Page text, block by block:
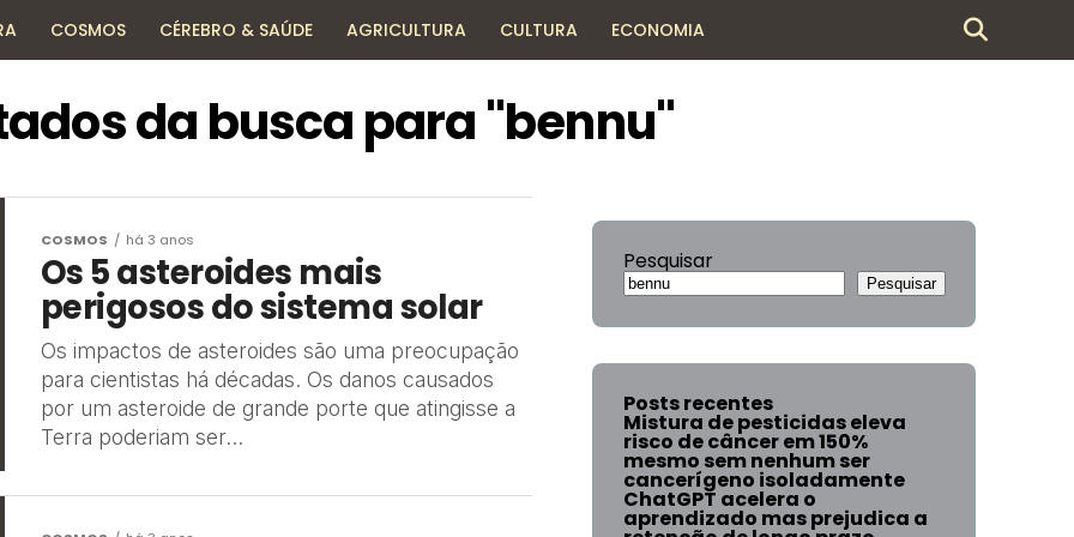
COSMOS CÉREBRO & SAÚDE AGRICULTURA CULTURA ECONOMIA
da busca para "bennu"
COSMOS há 3 anos
Os 5 asteroides mais
perigosos do sistema solar
Os impactos de asteroides são uma preocupação
para cientistas há décadas. Os danos causados
por um asteroide de grande porte que atingisse a
Terra poderiam ser...
Pesquisar
Pesquisar
Posts recentes
Mistura de pesticidas eleva
risco de câncer em 150%
mesmo sem nenhum ser
cancerígeno isoladamente
ChatGPT acelera o
aprendizado mas prejudica a